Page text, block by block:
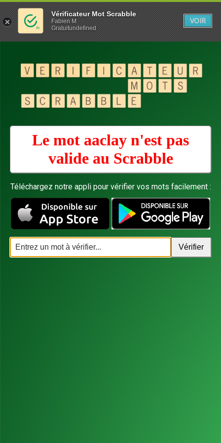
Le mot aaclay n'est pas
valide au Scrabble
Téléchargez notre appli pour vérifier vos mots facilement :
Vérificateur Mot Scrabble
Fabien M
Gratuitundefined
VOIR